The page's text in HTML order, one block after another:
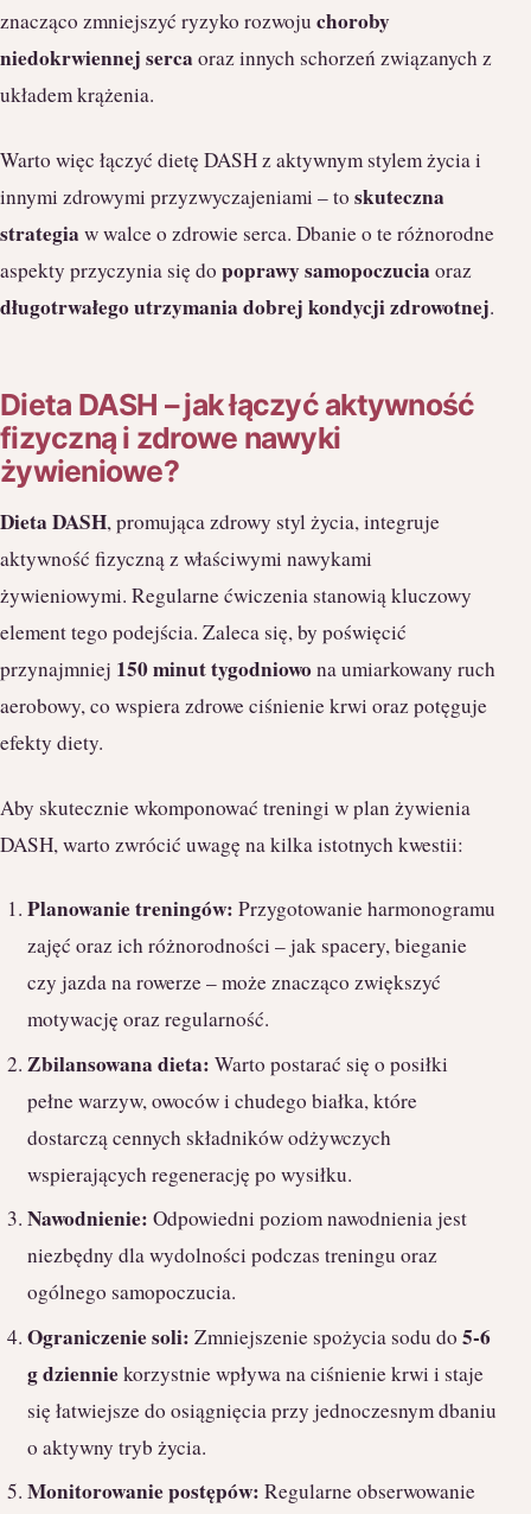
znacząco zmniejszyć ryzyko rozwoju choroby
niedokrwiennej serca oraz innych schorzeń związanych z
układem krążenia.
Warto więc łączyć dietę DASH z aktywnym stylem życia i
innymi zdrowymi przyzwyczajeniami – to skuteczna
strategia w walce o zdrowie serca. Dbanie o te różnorodne
aspekty przyczynia się do poprawy samopoczucia oraz
długotrwałego utrzymania dobrej kondycji zdrowotnej.
Dieta DASH – jak łączyć aktywność
fizyczną i zdrowe nawyki
żywieniowe?
Dieta DASH, promująca zdrowy styl życia, integruje
aktywność fizyczną z właściwymi nawykami
żywieniowymi. Regularne ćwiczenia stanowią kluczowy
element tego podejścia. Zaleca się, by poświęcić
przynajmniej 150 minut tygodniowona umiarkowany ruch
aerobowy, co wspiera zdrowe ciśnienie krwi oraz potęguje
efekty diety.
Aby skutecznie wkomponować treningi w plan żywienia
DASH, warto zwrócić uwagę na kilka istotnych kwestii:
Planowanie treningów: Przygotowanie harmonogramu
zajęć oraz ich różnorodności – jak spacery, bieganie
czy jazda na rowerze – może znacząco zwiększyć
motywację oraz regularność.
Zbilansowana dieta: Warto postarać się o posiłki
pełne warzyw, owoców i chudego białka, które
dostarczą cennych składników odżywczych
wspierających regenerację po wysiłku.
Nawodnienie: Odpowiedni poziom nawodnienia jest
niezbędny dla wydolności podczas treningu oraz
ogólnego samopoczucia.
Ograniczenie soli: Zmniejszenie spożycia sodu do5-6
g dzienniekorzystnie wpływa na ciśnienie krwi i staje
się łatwiejsze do osiągnięcia przy jednoczesnym dbaniu
o aktywny tryb życia.
Monitorowanie postępów: Regularne obserwowanie